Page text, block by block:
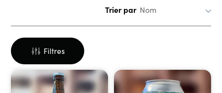
Trier par
Filtres